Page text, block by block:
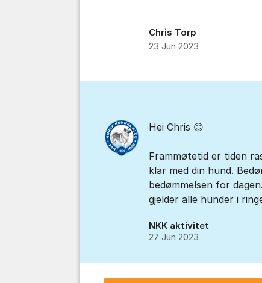
Chris Torp
23 Jun 2023
Hei Chris 😊
Frammøtetid er tiden
klar med din hund.
bedømmelsen for
gjelder alle hunder i
NKK aktivitet
27 Jun 2023